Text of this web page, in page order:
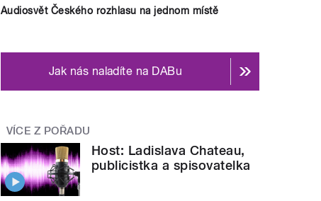
Audiosvět Českého rozhlasu na jednom místě
Jak nás naladíte na DABu
VÍCE Z POŘADU
Host: Ladislava Chateau,
publicistka a spisovatelka